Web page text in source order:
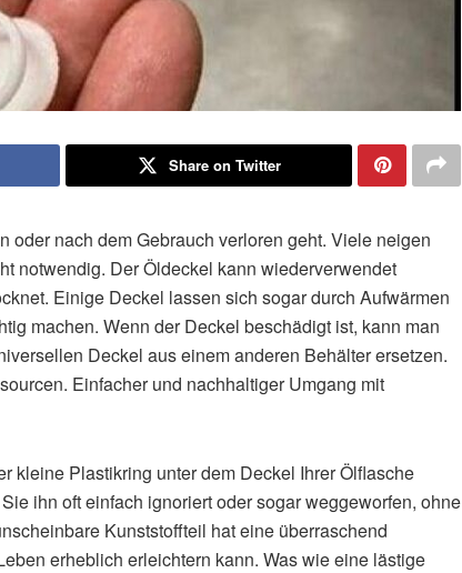
Share on Twitter
oder nach dem Gebrauch verloren geht. Viele neigen
notwendig. Der Öldeckel kann wiederverwendet
Einige Deckel lassen sich sogar durch Aufwärmen
machen. Wenn der Deckel beschädigt ist, kann man
Deckel aus einem anderen Behälter ersetzen.
Einfacher und nachhaltiger Umgang mit
kleine Plastikring unter dem Deckel Ihrer Ölflasche
ihn oft einfach ignoriert oder sogar weggeworfen, ohne
Kunststoffteil hat eine überraschend
erheblich erleichtern kann. Was wie eine lästige